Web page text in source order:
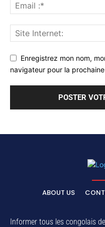
Enregistrez mon nom,
navigateur pour la
ABOUT US
Informer tous les congolais